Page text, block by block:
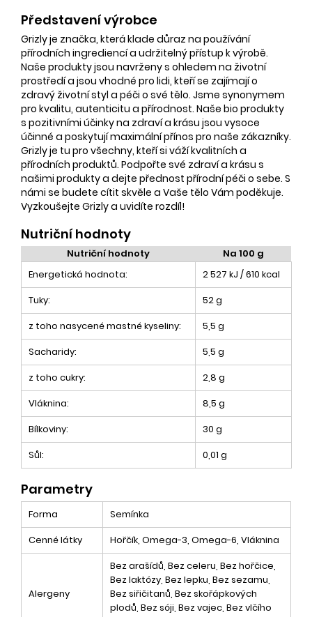
Představení výrobce
Grizly je značka, která klade důraz na používání
přírodních ingrediencí a udržitelný přístup k výrobě.
Naše produkty jsou navrženy s ohledem na životní
prostředí a jsou vhodné pro lidi, kteří se zajímají o
zdravý životní styl a péči o své tělo. Jsme synonymem
pro kvalitu, autenticitu a přírodnost. Naše bio produkty
s pozitivními účinky na zdraví a krásu jsou vysoce
účinné a poskytují maximální přínos pro naše zákazníky.
Grizly je tu pro všechny, kteří si váží kvalitních a
přírodních produktů. Podpořte své zdraví a krásu s
našimi produkty a dejte přednost přírodní péči o sebe. S
námi se budete cítit skvěle a Vaše tělo Vám poděkuje.
Vyzkoušejte Grizly a uvidíte rozdíl!
Nutriční hodnoty
Nutriční hodnoty
Na 100 g
Energetická hodnota:
2 527 kJ / 610 kcal
Tuky:
52 g
z toho nasycené mastné kyseliny:
5,5 g
Sacharidy:
5,5 g
z toho cukry:
2,8 g
Vláknina:
8,5 g
Bílkoviny:
30 g
Sůl:
0,01 g
Parametry
Forma
Semínka
Cenné látky
Hořčík, Omega-3, Omega-6, Vláknina
Alergeny
Bez arašídů, Bez celeru, Bez hořčice,
Bez laktózy, Bez lepku, Bez sezamu,
Bez siřičitanů, Bez skořápkových
plodů, Bez sóji, Bez vajec, Bez vlčího